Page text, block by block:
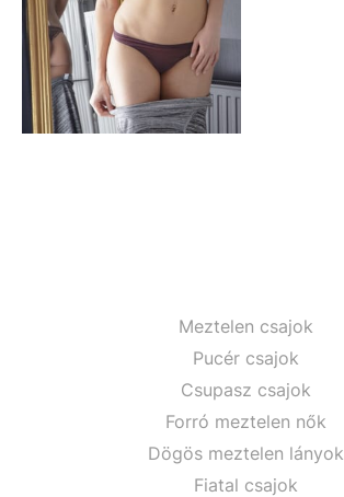
Meztelen csajok
Pucér csajok
Csupasz csajok
Forró meztelen nők
Dögös meztelen lányok
Fiatal csajok